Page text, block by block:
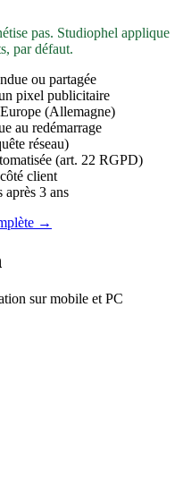
pas. Studiophel applique
par défaut.
ou partagée
pixel publicitaire
(Allemagne)
au redémarrage
réseau)
(art. 22 RGPD)
client
après 3 ans
→
sur mobile et PC